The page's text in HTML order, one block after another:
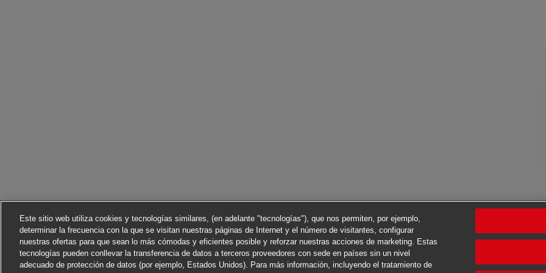
Este sitio web utiliza cookies y tecnologías similares, (en adelante "tecnologías"), que nos permiten, por ejemplo,
determinar la frecuencia con la que se visitan nuestras páginas de Internet y el número de visitantes, configurar
nuestras ofertas para que sean lo más cómodas y eficientes posible y reforzar nuestras acciones de marketing. Estas
tecnologías pueden conllevar la transferencia de datos a terceros proveedores con sede en países sin un nivel
adecuado de protección de datos (por ejemplo, Estados Unidos). Para más información, incluyendo el tratamiento de